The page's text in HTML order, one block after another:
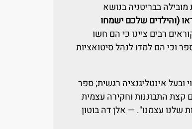
בבריטניה בנושא
(והילדים שלכם ישמחו
רבים ציינו כי הם חשו
וכי הם למדו לנהל סיטואציות
אינטליגנציה רגשית; ספר
התבוננות וחקירה עצמית
שלנו עצמנו". — אלן דה בוטון